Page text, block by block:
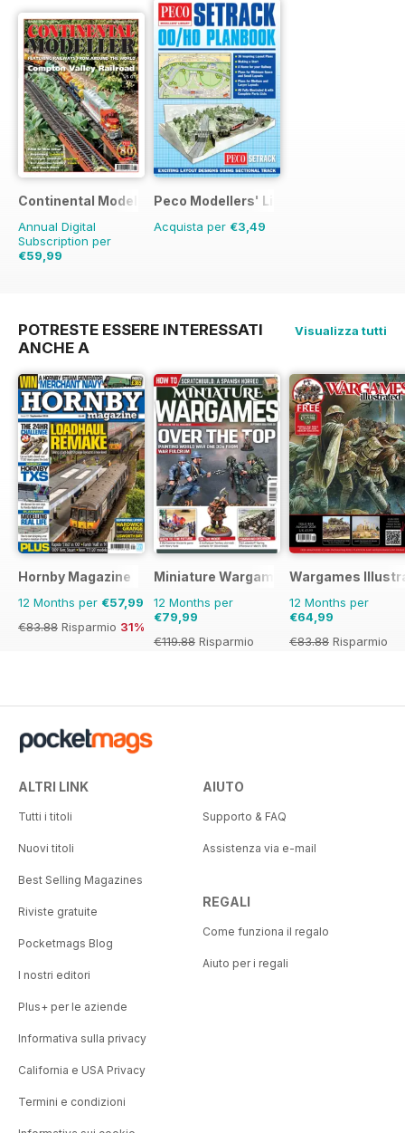
Continental Modeller
Annual Digital
Subscription per
€59,99
Peco Modellers' Library
Acquista per €3,49
POTRESTE ESSERE INTERESSATI
ANCHE A
Visualizza tutti
Hornby Magazine
12 Months per €57,99
€83.88 Risparmio 31%
Miniature Wargames
12 Months per
€79,99
€119.88 Risparmio
Wargames
12 Months per
€64,99
€83.88 Risparmio
ALTRI LINK
Tutti i titoli
Nuovi titoli
Best Selling Magazines
Riviste gratuite
Pocketmags Blog
I nostri editori
Plus+ per le aziende
Informativa sulla privacy
California e USA Privacy
Termini e condizioni
AIUTO
Supporto & FAQ
Assistenza via e-mail
REGALI
Come funziona il regalo
Aiuto per i regali